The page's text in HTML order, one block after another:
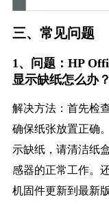
三、常见问题
1、问题：HP
显示缺纸怎么办？
解决方法：首先检
确保纸张放置正确
示缺纸，请清洁纸
感器的正常工作。
机固件更新到最新版